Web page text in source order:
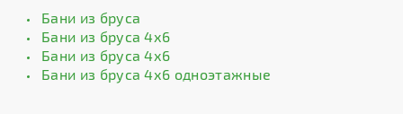
Бани из бруса
Бани из бруса 4х6
Бани из бруса 4х6
Бани из бруса 4х6 одноэтажные